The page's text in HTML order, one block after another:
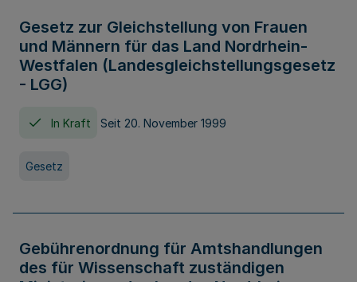
Gesetz zur Gleichstellung von Frauen
und Männern für das Land Nordrhein-
Westfalen (Landesgleichstellungsgesetz
- LGG)
In Kraft Seit 20. November 1999
Gesetz
Gebührenordnung für Amtshandlungen
des für Wissenschaft zuständigen